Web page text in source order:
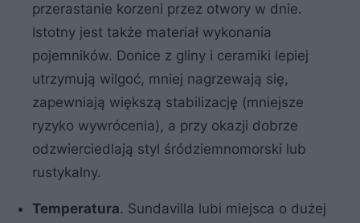
przerastanie korzeni przez otwory w dnie.
Istotny jest także materiał wykonania
pojemników. Donice z gliny i ceramiki lepiej
utrzymują wilgoć, mniej nagrzewają się,
zapewniają większą stabilizację (mniejsze
ryzyko wywrócenia), a przy okazji dobrze
odzwierciedlają styl śródziemnomorski lub
rustykalny.
Temperatura. Sundavilla lubi miejsca o dużej